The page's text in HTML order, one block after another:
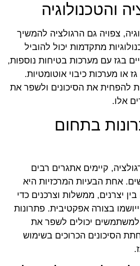
והטכנולוגיה
צפויה גם הרגולציה להמשיך
מתקדמות יכול להוביל
בגז עם מערכות בטיחות נוספות,
או מערכות כיבוי אוטומטיות.
להפחית את הסיכונים ולשפר את
אלו.
בתחום
קיימים אתגרים רבים
אחת הבעיות המרכזיות היא
יצרנים, ממשלות וצרכנים כדי
בצורה אפקטיבית. פתרונות
למשתמשים יכולים לשפר את
הסיכונים הכרוכים בשימוש